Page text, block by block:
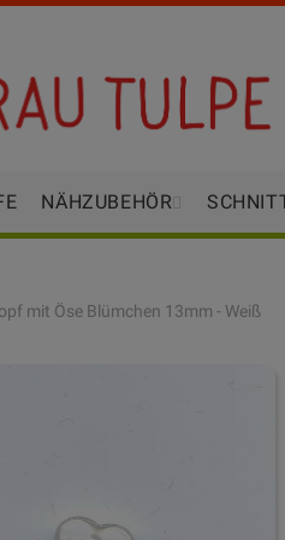
NÄHZUBEHÖR
mit Öse Blümchen 13mm - Weiß